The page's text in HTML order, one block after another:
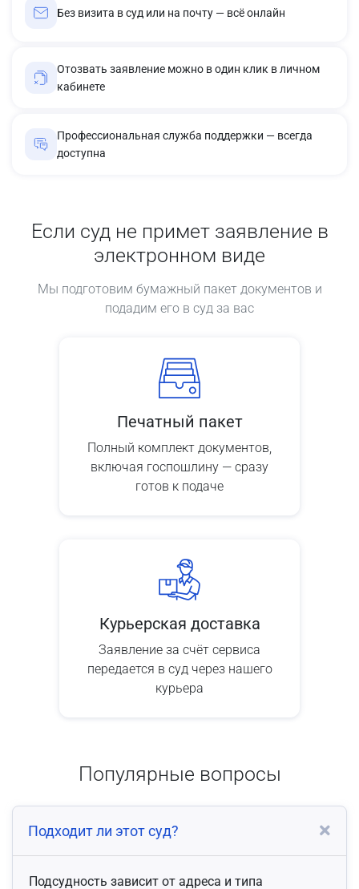
Без визита в суд или на почту — всё онлайн
Отозвать заявление можно в один клик в личном
кабинете
Профессиональная служба поддержки — всегда
доступна
Если суд не примет заявление в
электронном виде
Мы подготовим бумажный пакет документов и
подадим его в суд за вас
Печатный пакет
Полный комплект документов,
включая госпошлину — сразу
готов к подаче
Курьерская доставка
Заявление за счёт сервиса
передается в суд через нашего
курьера
Популярные вопросы
Подходит ли этот суд?
Подсудность зависит от адреса и типа